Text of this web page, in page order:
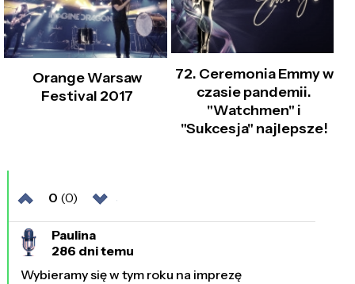
Orange Warsaw
Festival 2017
72. Ceremonia Emmy w
czasie pandemii.
"Watchmen" i
"Sukcesja" najlepsze!
0 (0)
Paulina
286 dni temu
Wybieramy się w tym roku na imprezę